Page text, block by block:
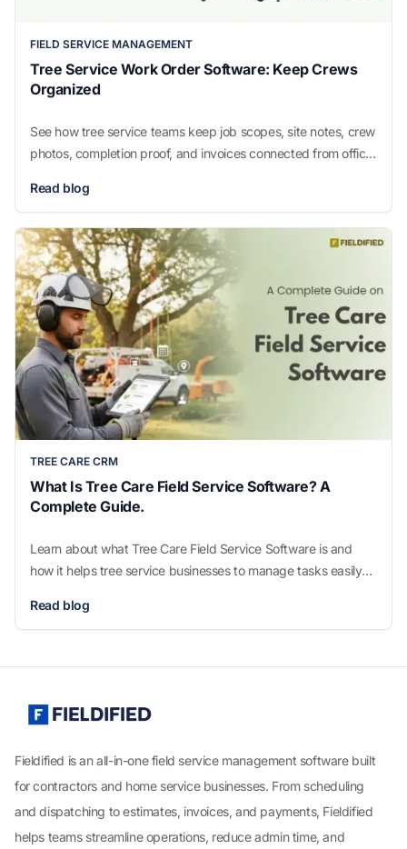
FIELD SERVICE MANAGEMENT
Tree Service Work Order Software: Keep Crews
Organized
See how tree service teams keep job scopes, site notes, crew
photos, completion proof, and invoices connected from office
Read blog
TREE CARE CRM
What Is Tree Care Field Service Software? A
Complete Guide.
Learn about what Tree Care Field Service Software is and
how it helps tree service businesses to manage tasks easily
Read blog
Fieldified is an all-in-one field service management software built
for contractors and home service businesses. From scheduling
and dispatching to estimates, invoices, and payments, Fieldified
helps teams streamline operations, reduce admin time, and